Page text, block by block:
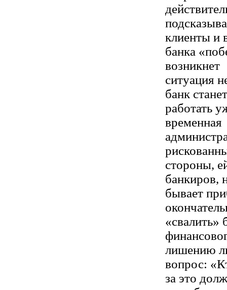
клиенты и
банка
возникнет
ситуация
банк станет
работать
временная
стороны,
банкиров,
бывает
«свалить»
лишению
вопрос:
за это